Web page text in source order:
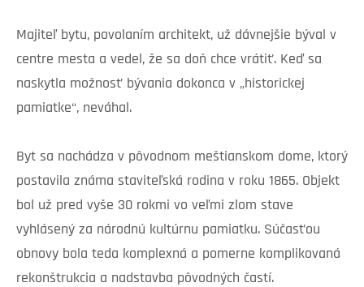
Majiteľ bytu, povolaním architekt, už dávnejšie býval v
centre mesta a vedel, že sa doň chce vrátiť. Keď sa
naskytla možnosť bývania dokonca v „historickej
pamiatke“, neváhal.
Byt sa nachádza v pôvodnom meštianskom dome, ktorý
postavila známa staviteľská rodina v roku 1865. Objekt
bol už pred vyše 30 rokmi vo veľmi zlom stave
vyhlásený za národnú kultúrnu pamiatku. Súčasťou
obnovy bola teda komplexná a pomerne komplikovaná
rekonštrukcia a nadstavba pôvodných častí.